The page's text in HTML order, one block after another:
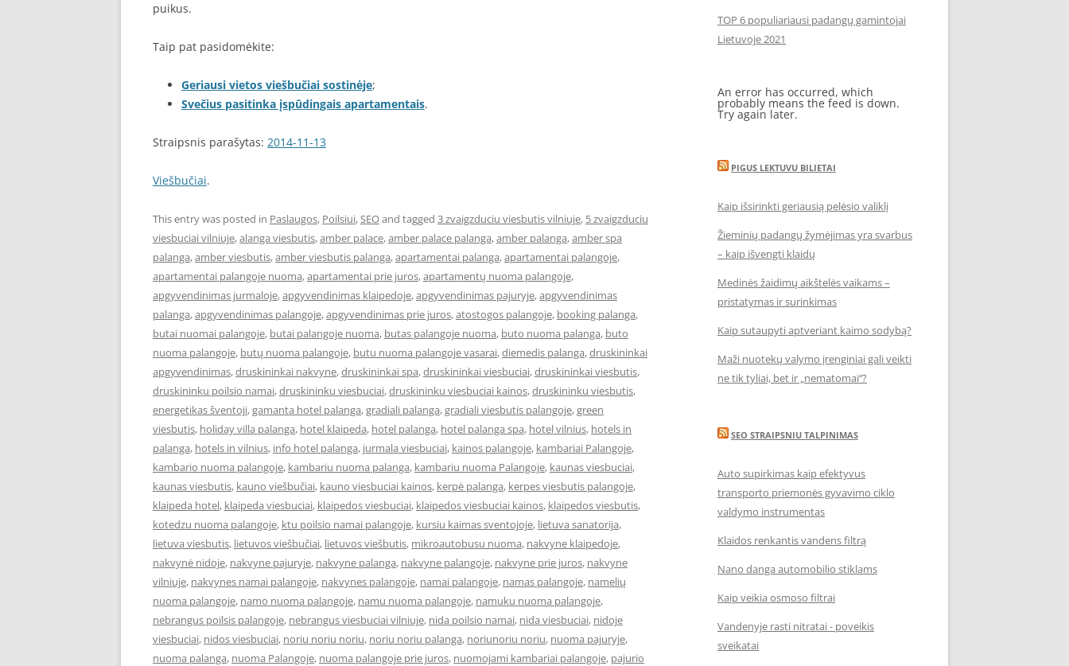
puikus.
Taip pat pasidomėkite:
Geriausi vietos viešbučiai sostinėje;
Svečius pasitinka įspūdingais apartamentais.
Straipsnis parašytas: 2014-11-13
Viešbučiai.
This entry was posted in Paslaugos, Poilsiui,SEOand tagged 3 zvaigzduciu viesbutis vilniuje, 5 zvaigzduciu
viesbuciai vilniuje,alanga viesbutis,amber palace,amber palace palanga,amber palanga,amber spa
palanga,amber viesbutis,amber viesbutis palanga,apartamentai palanga,apartamentai palangoje,
apartamentai palangoje nuoma,apartamentai prie juros,apartamentų nuoma palangoje,
apgyvendinimas jurmaloje,apgyvendinimas klaipedoje,apgyvendinimas pajuryje,apgyvendinimas
palanga,apgyvendinimas palangoje,apgyvendinimas prie juros,atostogos palangoje, booking palanga,
butai nuomai palangoje, butai palangoje nuoma, butas palangoje nuoma, buto nuoma palanga, buto
nuoma palangoje, butų nuoma palangoje, butu nuoma palangoje vasarai,diemedis palanga,druskininkai
apgyvendinimas,druskininkai nakvyne,druskininkai spa,druskininkai viesbuciai,druskininkai viesbutis,
druskininku poilsio namai,druskininku viesbuciai,druskininku viesbuciai kainos,druskininku viesbutis,
energetikas šventoji,gamanta hotel palanga,gradiali palanga,gradiali viesbutis palangoje,green
viesbutis, holiday villa palanga, hotel klaipeda, hotel palanga, hotel palanga spa, hotel vilnius, hotels in
palanga, hotels in vilnius, info hotel palanga, jurmala viesbuciai, kainos palangoje, kambariai Palangoje,
kambario nuoma palangoje, kambariu nuoma palanga, kambariu nuoma Palangoje, kaunas viesbuciai,
kaunas viesbutis, kauno viešbučiai, kauno viesbuciai kainos, kerpė palanga, kerpes viesbutis palangoje,
klaipeda hotel, klaipeda viesbuciai, klaipedos viesbuciai, klaipedos viesbuciai kainos, klaipedos viesbutis,
kotedzu nuoma palangoje, ktu poilsio namai palangoje, kursiu kaimas sventojoje, lietuva sanatorija,
lietuva viesbutis, lietuvos viešbučiai, lietuvos viešbutis, mikroautobusu nuoma, nakvyne klaipedoje,
nakvynė nidoje, nakvyne pajuryje, nakvyne palanga, nakvyne palangoje, nakvyne prie juros, nakvyne
vilniuje, nakvynes namai palangoje, nakvynes palangoje, namai palangoje, namas palangoje, namelių
nuoma palangoje, namo nuoma palangoje, namu nuoma palangoje, namuku nuoma palangoje,
nebrangus poilsis palangoje, nebrangus viesbuciai vilniuje, nida poilsio namai, nida viesbuciai, nidoje
viesbuciai, nidos viesbuciai, noriu noriu noriu, noriu noriu palanga, noriunoriu noriu, nuoma pajuryje,
nuoma palanga, nuoma Palangoje, nuoma palangoje prie juros, nuomojami kambariai palangoje, pajurio
TOP 6 populiariausi padangų gamintojai
Lietuvoje 2021
An error has occurred, which
probably means the feed is down.
Try again later.
PIGUS LEKTUVU BILIETAI
Kaip išsirinkti geriausią pelėsio valiklį
Žieminių padangų žymėjimas yra svarbus
– kaip išvengti klaidų
Medinės žaidimų aikštelės vaikams –
pristatymas ir surinkimas
Kaip sutaupyti aptveriant kaimo sodybą?
Maži nuotekų valymo įrenginiai gali veikti
ne tik tyliai, bet ir „nematomai‘‘?
SEO STRAIPSNIU TALPINIMAS
Auto supirkimas kaip efektyvus
transporto priemonės gyvavimo ciklo
valdymo instrumentas
Klaidos renkantis vandens filtrą
Nano danga automobilio stiklams
Kaip veikia osmoso filtrai
Vandenyje rasti nitratai - poveikis
sveikatai